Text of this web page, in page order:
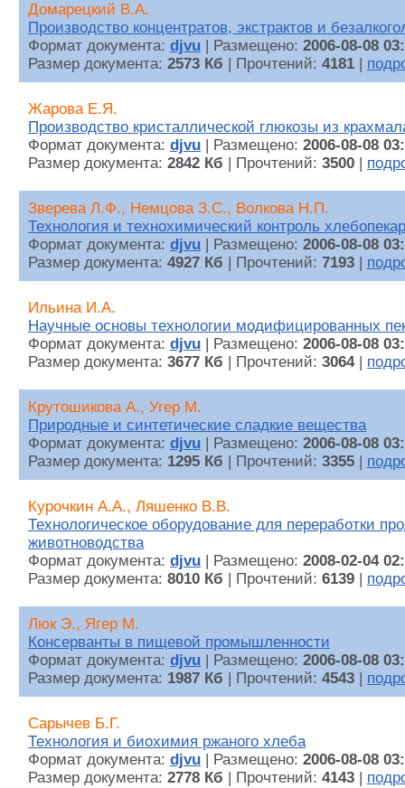
Домарецкий В.А.
Производство концентратов, экстрактов и
Формат документа: djvu | Размещено: 2006-08-08
Размер документа: 2573 Кб | Прочтений: 4181
Жарова Е.Я.
Производство кристаллической глюкозы из
Формат документа: djvu | Размещено: 2006-08-08
Размер документа: 2842 Кб | Прочтений: 3500
Зверева Л.Ф., Немцова З.С., Волкова Н.П.
Технология и технохимический контроль
Формат документа: djvu | Размещено: 2006-08-08
Размер документа: 4927 Кб | Прочтений: 7193
Ильина И.А.
Научные основы технологии модифицированных
Формат документа: djvu | Размещено: 2006-08-08
Размер документа: 3677 Кб | Прочтений: 3064|
Крутошикова А., Угер М.
Природные и синтетические сладкие вещества
Формат документа: djvu | Размещено: 2006-08-08
Размер документа: 1295 Кб | Прочтений: 3355
Курочкин А.А., Ляшенко В.В.
Технологическое оборудование для переработки
животноводства
Формат документа: djvu | Размещено: 2008-02-04
Размер документа: 8010 Кб | Прочтений: 6139
Люк Э., Ягер М.
Консерванты в пищевой промышленности
Формат документа: djvu | Размещено: 2006-08-08
Размер документа: 1987 Кб | Прочтений: 4543
Сарычев Б.Г.
Технология и биохимия ржаного хлеба
Формат документа: djvu | Размещено: 2006-08-08
Размер документа: 2778 Кб | Прочтений: 4143